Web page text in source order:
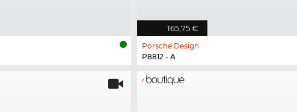
165,75 €
Porsche Design
P8812 - A